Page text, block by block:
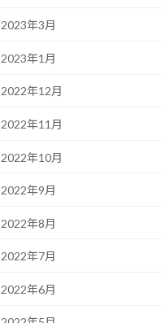
2023年3月
2023年1月
2022年12月
2022年11月
2022年10月
2022年9月
2022年8月
2022年7月
2022年6月